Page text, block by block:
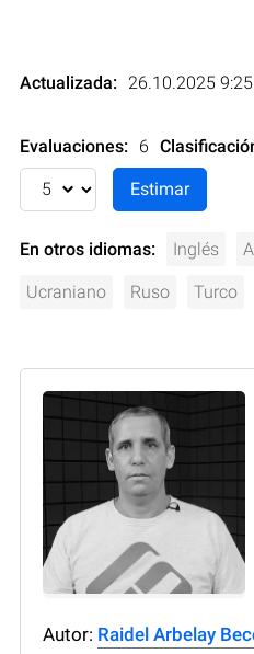
Actualizada: 26.10.2025 9:25
Evaluaciones: 6
En otros idiomas: Inglés
Ucraniano Ruso Turco
Autor: Raidel Arbelay